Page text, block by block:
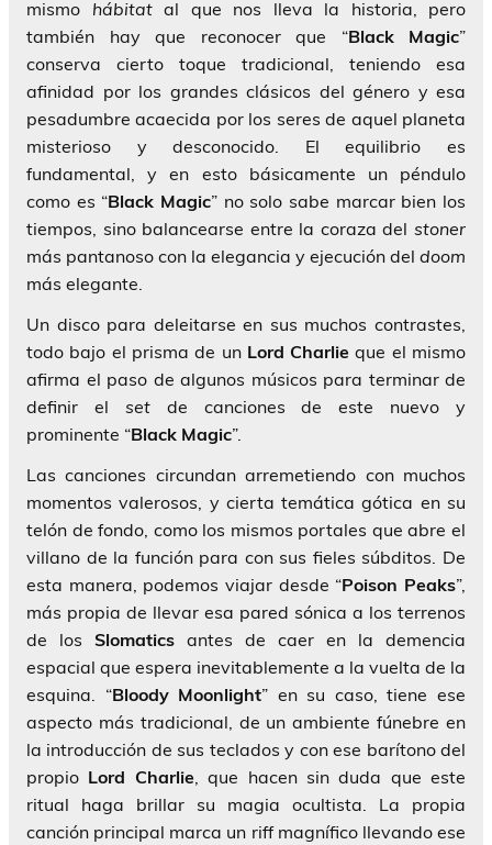
mismo hábitatal que nos lleva la historia, pero
también hay que reconocer que “Black Magic”
conserva cierto toque tradicional, teniendo esa
afinidad por los grandes clásicos del género y esa
pesadumbre acaecida por los seres de aquel planeta
misterioso y desconocido. El equilibrio es
fundamental, y en esto básicamente un péndulo
como es “Black Magic” no solo sabe marcar bien los
tiempos, sino balancearse entre la coraza del stoner
más pantanoso con la elegancia y ejecución del doom
más elegante.
Un disco para deleitarse en sus muchos contrastes,
todo bajo el prisma de un Lord Charlie que el mismo
afirma el paso de algunos músicos para terminar de
definir el setde canciones de este nuevo y
prominente “Black Magic”.
Las canciones circundan arremetiendo con muchos
momentos valerosos, y cierta temática gótica en su
telón de fondo, como los mismos portales que abre el
villano de la función para con sus fieles súbditos. De
esta manera, podemos viajar desde “Poison Peaks”,
más propia de llevar esa pared sónica a los terrenos
de los Slomatics antes de caer en la demencia
espacial que espera inevitablemente a la vuelta de la
esquina. “Bloody Moonlight” en su caso, tiene ese
aspecto más tradicional, de un ambiente fúnebre en
la introducción de sus teclados y con ese barítono del
propio Lord Charlie, que hacen sin duda que este
ritual haga brillar su magia ocultista. La propia
canción principal marca un riff magnífico llevando ese